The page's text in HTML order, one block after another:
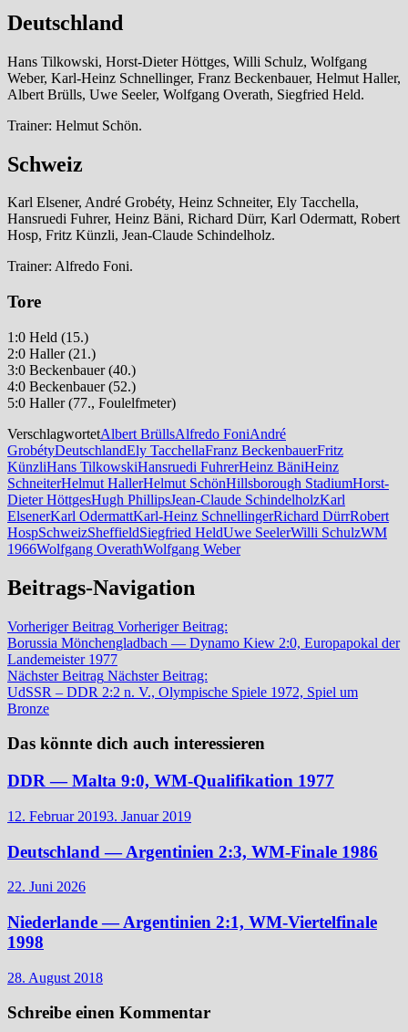
Deutschland
Hans Tilkowski, Horst-Dieter Höttges, Willi Schulz, Wolfgang
Weber, Karl-Heinz Schnellinger, Franz Beckenbauer, Helmut Haller,
Albert Brülls, Uwe Seeler, Wolfgang Overath, Siegfried Held.
Trainer: Helmut Schön.
Schweiz
Karl Elsener, André Grobéty, Heinz Schneiter, Ely Tacchella,
Hansruedi Fuhrer, Heinz Bäni, Richard Dürr, Karl Odermatt, Robert
Hosp, Fritz Künzli, Jean-Claude Schindelholz.
Trainer: Alfredo Foni.
Tore
1:0 Held (15.)
2:0 Haller (21.)
3:0 Beckenbauer (40.)
4:0 Beckenbauer (52.)
5:0 Haller (77., Foulelfmeter)
VerschlagwortetAlbert BrüllsAlfredo FoniAndré
GrobétyDeutschlandEly TacchellaFranz BeckenbauerFritz
KünzliHans TilkowskiHansruedi FuhrerHeinz BäniHeinz
SchneiterHelmut HallerHelmut SchönHillsborough StadiumHorst-
Dieter HöttgesHugh PhillipsJean-Claude SchindelholzKarl
ElsenerKarl OdermattKarl-Heinz SchnellingerRichard DürrRobert
HospSchweizSheffieldSiegfried HeldUwe SeelerWilli SchulzWM
1966Wolfgang OverathWolfgang Weber
Beitrags-Navigation
Vorheriger Beitrag Vorheriger Beitrag:
Borussia Mönchengladbach — Dynamo Kiew 2:0, Europapokal der
Landemeister 1977
Nächster Beitrag Nächster Beitrag:
UdSSR – DDR 2:2 n. V., Olympische Spiele 1972, Spiel um
Bronze
Das könnte dich auch interessieren
DDR — Malta 9:0, WM-Qualifikation 1977
12. Februar 20193. Januar 2019
Deutschland — Argentinien 2:3, WM-Finale 1986
22. Juni 2026
Niederlande — Argentinien 2:1, WM-Viertelfinale
1998
28. August 2018
Schreibe einen Kommentar